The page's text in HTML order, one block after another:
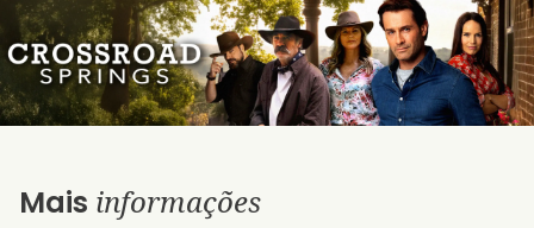
Mais informações